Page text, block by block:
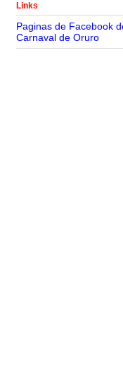
Links
Paginas de Facebook
Carnaval de Oruro